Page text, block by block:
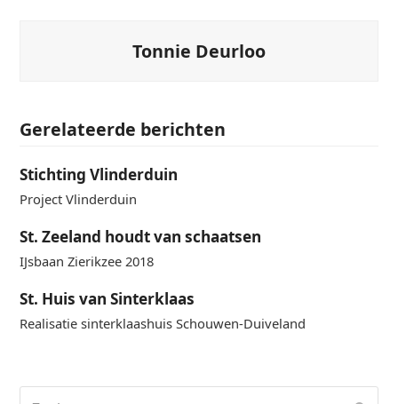
Tonnie Deurloo
Gerelateerde berichten
Stichting Vlinderduin
Project Vlinderduin
St. Zeeland houdt van schaatsen
IJsbaan Zierikzee 2018
St. Huis van Sinterklaas
Realisatie sinterklaashuis Schouwen-Duiveland